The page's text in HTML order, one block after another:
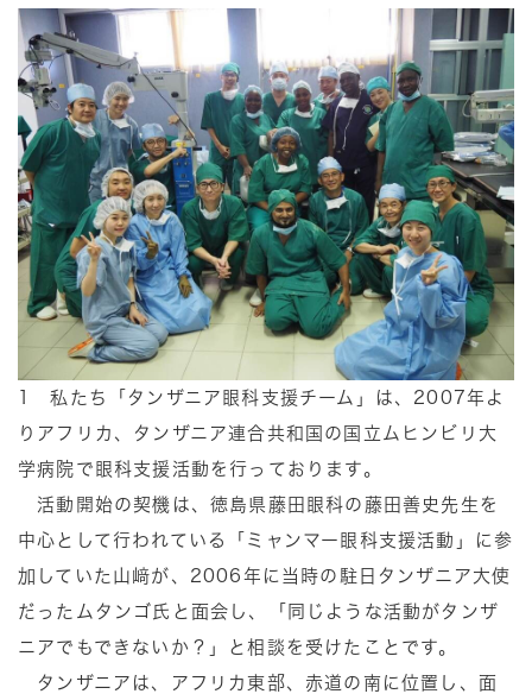
1 私たち「タンザニア眼科支援チーム」は、2007年よ
りアフリカ、タンザニア連合共和国の国立ムヒンビリ大
学病院で眼科支援活動を行っております。
活動開始の契機は、徳島県藤田眼科の藤田善史先生を
中心として行われている「ミャンマー眼科支援活動」に参
加していた山﨑が、2006年に当時の駐日タンザニア大使
だったムタンゴ氏と面会し、「同じような活動がタンザ
ニアでもできないか？」と相談を受けたことです。
タンザニアは、アフリカ東部、赤道の南に位置し、面